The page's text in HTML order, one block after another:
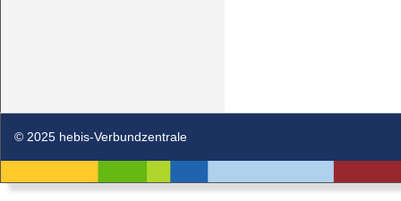
© 2025 hebis-Verbundzentrale